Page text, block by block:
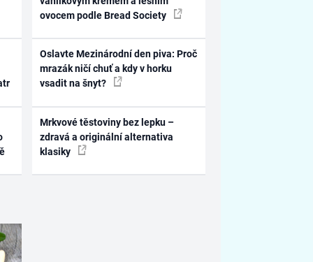
ovocem podle Bread Society
Oslavte Mezinárodní den piva: Proč
mrazák ničí chuť a kdy v horku
vsadit na šnyt?
Mrkvové těstoviny bez lepku –
zdravá a originální alternativa
klasiky